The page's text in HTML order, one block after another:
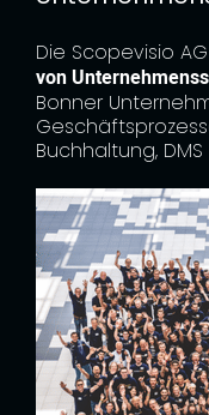
Die Scopevisio
von
Bonner
Buchhaltung,